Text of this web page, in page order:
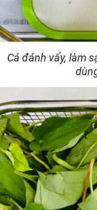
Cá đánh vẩy, làm